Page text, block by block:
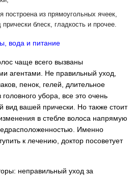
построена из прямоугольных ячеек,
блеск, гладкость и прочее.
вода и питание
чаще всего вызваны
агентами. Не правильный уход,
пенок, гелей, длительное
убора, все это очень
вид вашей прически. Но также стоит
в стебле волоса напрямую
Именно
к лечению, доктор посоветует
неправильный уход за